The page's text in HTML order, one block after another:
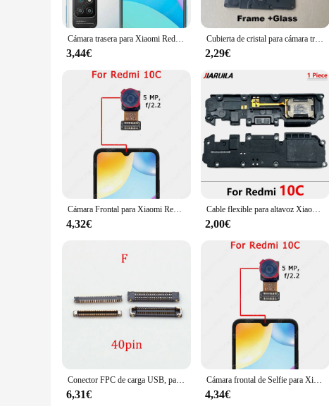
**Versatile and Reliable for Everyday Use**
With the Redmi 10a Cables, you can enjoy the convenience of
tech arsenal. The sleek design and robust construction ensure
files, or connecting to a computer for data synchronization.
These cables are not just for personal use; they are also an
and suppliers. The cables are designed to withstand the
Redmi 10a Cables, you can ensure that your customers
Cámara trasera para Xiaomi Redmi 10 10A 10C Prime 2022, módulo de cámara trasera
3,44€
Cubierta de cristal para cámara trasera de Xiaomi Redmi 10A 10C 12C, cubierta de lente trasera con pegatina adhesiva de repuesto, 1 unidad
2,29€
Cámara Frontal para Xiaomi Redmi 9, 9A, 9C, 9T, 10 Prime, 2022, 10A, 10C, 5G, módulo de cámara de Selfie Frontal
4,32€
Cable flexible para altavoz Xiaomi Redmi 10A 10C 10 9T 9A 9C Note 7 8 8T 9 Pro
2,00€
Conector FPC de carga USB, pantalla LCD para Xiaomi Redmi 10A, 10X, 9A, Note 13, 12, 11, 10, 9, 8, 7 Pro, S T, E, Poco M5, M4, C40, C3, X2, X3, 10 unidades
6,31€
Cámara frontal de Selfie para Xiaomi Redmi 9A 9C 9 9T 10 Prime 2022 10A 10C 5G módulo de cámara Frontal piezas de teléfono móvil
4,34€